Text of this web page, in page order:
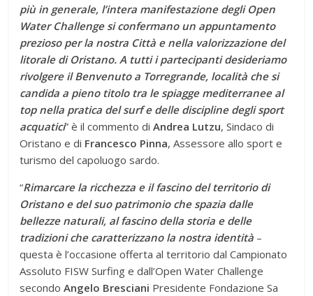
più in generale, l’intera manifestazione degli Open
Water Challenge si confermano un appuntamento
prezioso per la nostra Città e nella valorizzazione del
litorale di Oristano. A tutti i partecipanti desideriamo
rivolgere il Benvenuto a Torregrande, località che si
candida a pieno titolo tra le spiagge mediterranee al
top nella pratica del surf e delle discipline degli sport
acquatici” è il commento diAndrea Lutzu, Sindaco di
Oristano e di Francesco Pinna, Assessore allo sport e
turismo del capoluogo sardo.
“Rimarcare la ricchezza e il fascino del territorio di
Oristano e del suo patrimonio che spazia dalle
bellezze naturali, al fascino della storia e delle
tradizioni che caratterizzano la nostra identità –
questa è l’occasione offerta al territorio dal Campionato
Assoluto FISW Surfing e dall’Open Water Challenge
secondoAngelo Bresciani Presidente Fondazione Sa